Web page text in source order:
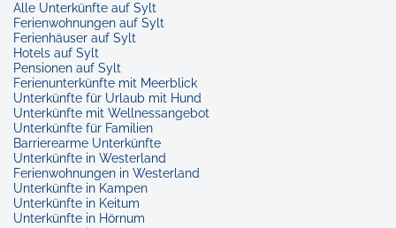
Alle Unterkünfte auf Sylt
Ferienwohnungen auf Sylt
Ferienhäuser auf Sylt
Hotels auf Sylt
Pensionen auf Sylt
Ferienunterkünfte mit Meerblick
Unterkünfte für Urlaub mit Hund
Unterkünfte mit Wellnessangebot
Unterkünfte für Familien
Barrierearme Unterkünfte
Unterkünfte in Westerland
Ferienwohnungen in Westerland
Unterkünfte in Kampen
Unterkünfte in Keitum
Unterkünfte in Hörnum